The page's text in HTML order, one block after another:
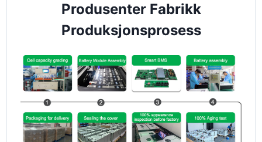
Produsenter Fabrikk
Produksjonsprosess